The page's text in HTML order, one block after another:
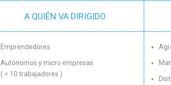
A QUIÉN VA DIRIGIDO
Emprendedores
Autónomos y micro empresas
( < 10 trabajadores )